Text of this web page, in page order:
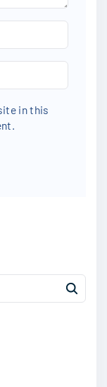
in this
e